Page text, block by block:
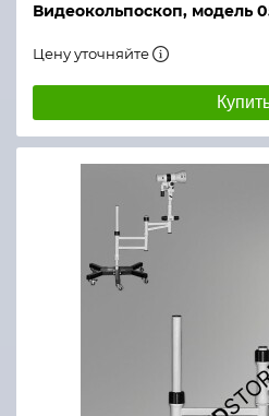
Видеокольпоскоп, модель
Цену уточняйте